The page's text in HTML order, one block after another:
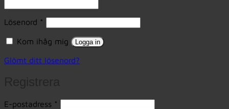
Lösenord *
Kom ihåg mig Logga in
Glömt ditt lösenord?
E-postadress *